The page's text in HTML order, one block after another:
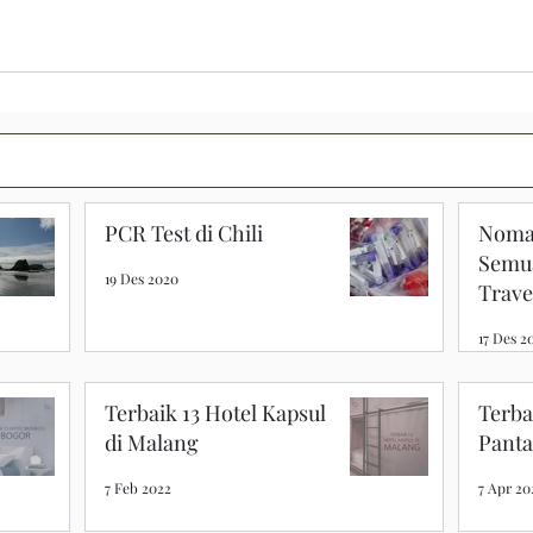
PCR Test di Chili
19 Des 2020
17 Des
Terbaik 13 Hotel Kapsul
di Malang
7 Feb 2022 7 Apr